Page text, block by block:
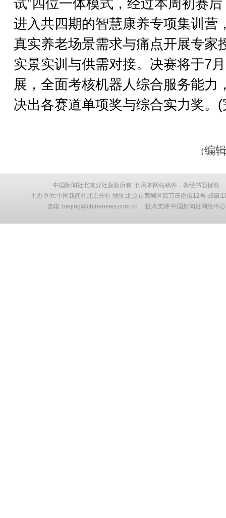
试”四位一体模式，经过本周初赛
进入共四期的智慧康养专项集训营
真实养老场景需求与痛点开展专家
实景实训与供需对接。决赛将于7
展，全面考核机器人综合服务能力
决出各赛道单项奖与综合实力奖。(
【编
中国新闻社北京分社版权所有::刊用本网站稿件，务经书面授权
主办单位:中国新闻社北京分社 地址:北京市西城区百万庄南街12号 邮编
信箱: beijing@chinanews.com.cn 技术支持:中国新闻社网络中心